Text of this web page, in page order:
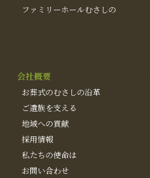
ファミリーホールむさしの
会社概要
お葬式のむさしの沿革
ご遺族を支える
地域への貢献
採用情報
私たちの使命は
お問い合わせ